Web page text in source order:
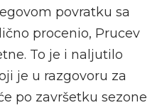
povratku sa
procenio, Prucev
To je i naljutilo
je u razgovoru za
po završetku sezone